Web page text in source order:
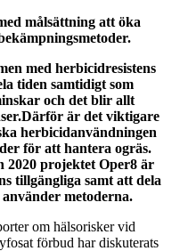
målsättning att öka
med herbicidresistens
tiden samtidigt som
och det blir allt
är det viktigare
herbicidanvändningen
för att hantera ogräs.
2020 projektet Oper8 är
tillgängliga samt att dela
metoderna.
om hälsorisker vid
förbud har diskuterats